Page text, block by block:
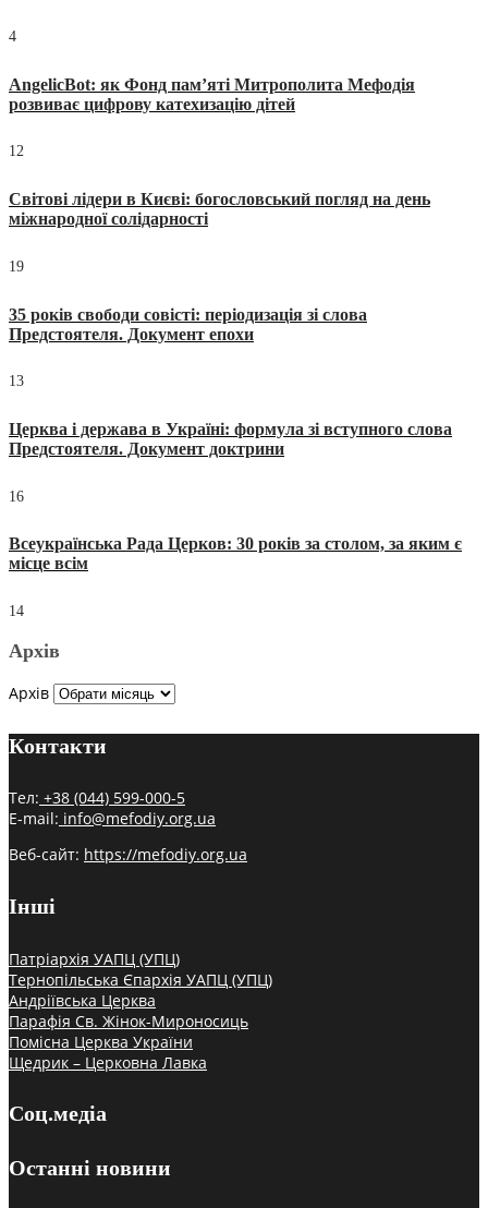
4
AngelicBot: як Фонд пам’яті Митрополита Мефодія
розвиває цифрову катехизацію дітей
12
Світові лідери в Києві: богословський погляд на день
міжнародної солідарності
19
35 років свободи совісті: періодизація зі слова
Предстоятеля. Документ епохи
13
Церква і держава в Україні: формула зі вступного слова
Предстоятеля. Документ доктрини
16
Всеукраїнська Рада Церков: 30 років за столом, за яким є
місце всім
14
Архів
Архів
Контакти
Тел: +38 (044) 599-000-5
E-mail: info@mefodiy.org.ua
Веб-сайт: https://mefodiy.org.ua
Інші
Патріархія УАПЦ (УПЦ)
Тернопільська Єпархія УАПЦ (УПЦ)
Андріївська Церква
Парафія Св. Жінок-Мироносиць
Помісна Церква України
Щедрик – Церковна Лавка
Соц.медіа
Останні новини